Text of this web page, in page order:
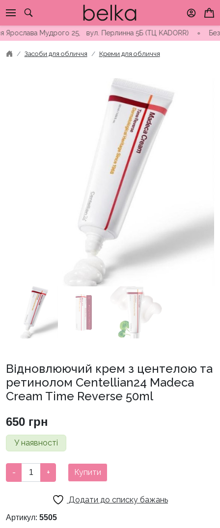
to
contentМудрого 25, вул. Перлинна 5Б (ТЦ KADORR) ∘ Безкоштовна
Засоби для обличчя Креми для обличчя
Відновлюючий крем з центелою та
ретинолом Centellian24 Madeca
Cream Time Reverse 50ml
650 грн
У наявності
Відновлюючий
крем
та
- + Купити
Додати до списку бажань
Артикул: 5505